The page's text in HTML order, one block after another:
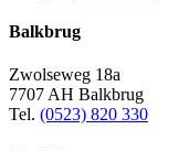
Balkbrug
Zwolseweg 18a
7707 AH Balkbrug
Tel. (0523) 820 330